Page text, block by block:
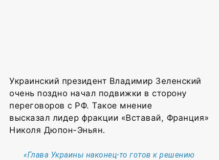
Украинский президент Владимир Зеленский
очень поздно начал подвижки в сторону
переговоров с РФ. Такое мнение
высказал лидер фракции «Вставай, Франция»
Николя Дюпон-Эньян.
«Глава Украины наконец-то готов к решению